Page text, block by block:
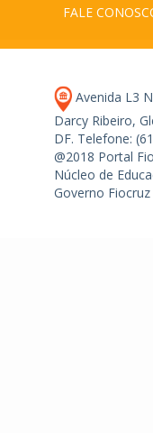
FALE
Avenida L3
Darcy Ribeiro,
DF. Telefone:
@2018 Portal
Núcleo de
Governo